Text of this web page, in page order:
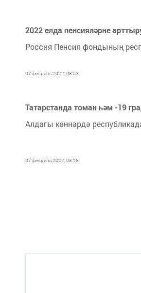
2022 елда пенсияләрне
Россия Пенсия фондының
07 февраль 2022, 08:53
Татарстанда томан һәм -19
Алдагы көннәрдә
07 февраль 2022, 08:18